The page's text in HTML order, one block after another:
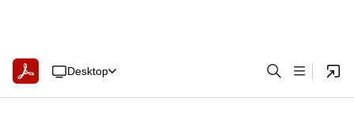
Desktop